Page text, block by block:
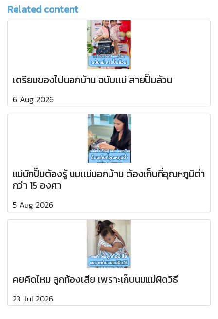
Related content
เตรียมของไปนอกบ้าน ฉบับเเม่ สายปั๊มล้วน
6 Aug 2026
แม่นักปั๊มต้องรู้ นมเเม่นอกบ้าน ต้องเก็บที่อุณหภูมิต่ำ
กว่า 15 องศา
5 Aug 2026
คยคิดไหม ลูกท้องเสีย เพราะเก็บนมแม่ผิดวิธี
23 Jul 2026